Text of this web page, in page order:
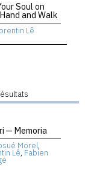
Soul on
and Walk
Lê
— Memoria
Morel,
Lê, Fabien